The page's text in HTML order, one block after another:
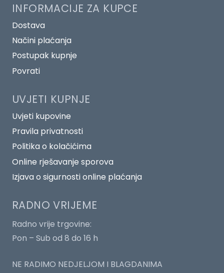
INFORMACIJE ZA KUPCE
Dostava
Načini plaćanja
Postupak kupnje
Povrati
UVJETI KUPNJE
Uvjeti kupovine
Pravila privatnosti
Politika o kolačićima
Online rješavanje sporova
Izjava o sigurnosti online plaćanja
RADNO VRIJEME
Radno vrije trgovine:
Pon – Sub od 8 do 16 h
NE RADIMO NEDJELJOM I BLAGDANIMA